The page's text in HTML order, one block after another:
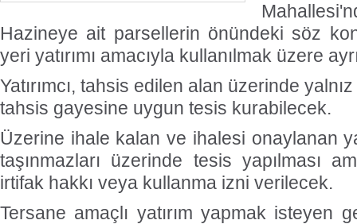
Hazineye ait parsellerin önündeki söz
yeri yatırımı amacıyla kullanılmak üzere
Yatırımcı, tahsis edilen alan üzerinde
tahsis gayesine uygun tesis kurabilecek.
Üzerine ihale kalan ve ihalesi onaylanan
taşınmazları üzerinde tesis yapılması
irtifak hakkı veya kullanma izni verilecek.
Tersane amaçlı yatırım yapmak isteyen